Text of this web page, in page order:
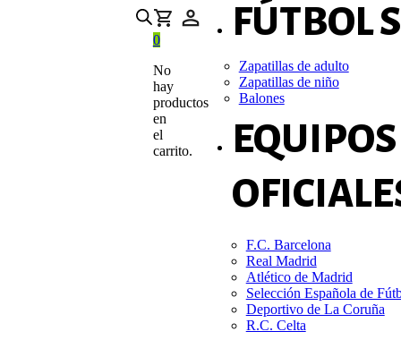
0
No
hay
productos
en
el
carrito.
FÚTBOL
Zapatillas de adulto
Zapatillas de niño
Balones
EQUIPOS
F.C. Barcelona
Real Madrid
Atlético de Madrid
Selección Española de
Deportivo de La Coruña
R.C. Celta